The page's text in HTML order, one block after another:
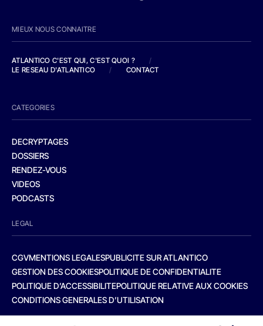
MIEUX NOUS CONNAITRE
ATLANTICO C'EST QUI, C'EST QUOI ?
/
LE RESEAU D'ATLANTICO
/ CONTACT
CATEGORIES
DECRYPTAGES
DOSSIERS
RENDEZ-VOUS
VIDEOS
PODCASTS
LEGAL
CGVMENTIONS LEGALESPUBLICITE SUR ATLANTICO
GESTION DES COOKIESPOLITIQUE DE CONFIDENTIALITE
POLITIQUE D’ACCESSIBILITEPOLITIQUE RELATIVE AUX COOKIES
CONDITIONS GENERALES D’UTILISATION